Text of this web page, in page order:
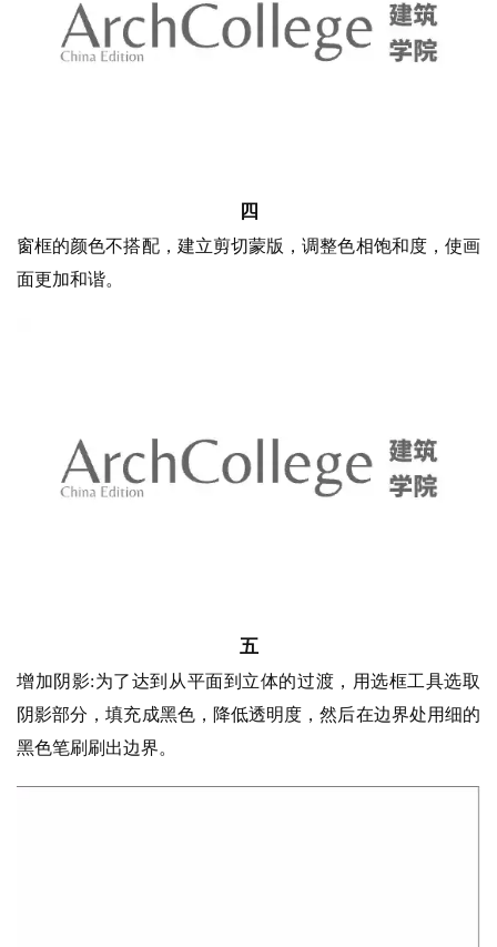
四
窗框的颜色不搭配，建立剪切蒙版，调整色相饱和度，使画
面更加和谐。
五
增加阴影:为了达到从平面到立体的过渡，用选框工具选取
阴影部分，填充成黑色，降低透明度，然后在边界处用细的
黑色笔刷刷出边界。